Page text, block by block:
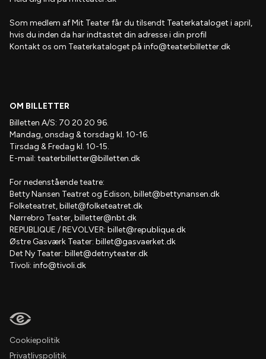
Som medlem afMit Teaterfår du tilsendt Teaterkataloget i april,
hvis du inden da har indtastet din adresse i din profil
Kontakt os om Teaterkataloget på info@teaterbilletter.dk
OM BILLETTER
Billetten A/S: 70 20 20 96.
Mandag, onsdag & torsdag kl. 10-16.
Tirsdag & Fredag kl. 10-15.
E-mail: teaterbilletter@billetten.dk
For nedenstående teatre:
Betty Nansen Teatret og Edison,billet@bettynansen.dk
Folketeatret,billet@folketeatret.dk
Nørrebro Teater,billetter@nbt.dk
REPUBLIQUE / REVOLVER: billet@republique.dk
Østre Gasværk Teater: billet@gasvaerket.dk
Det Ny Teater: billet@detnyteater.dk
Tivoli: info@tivoli.dk
Cookiepolitik
Privatlivspolitik